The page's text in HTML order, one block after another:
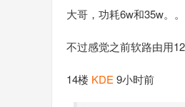
大哥，功耗6w和35w。。
不过感觉之前软路由用
14楼 KDE 9小时前